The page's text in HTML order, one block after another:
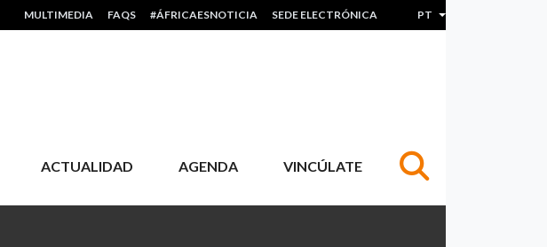
HEADER MENU
MULTIMEDIA FAQS #ÁFRICAESNOTICIA SEDE ELECTRÓNICA PT Lista de ações
ACTUALIDAD AGENDA VINCÚLATE